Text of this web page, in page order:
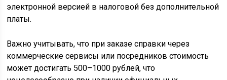
электронной версией в налоговой без дополнительной
платы.
Важно учитывать, что при заказе справки через
коммерческие сервисы или посредников стоимость
может достигать 500–1000 рублей, что